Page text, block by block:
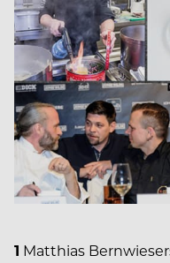
1 Matthias